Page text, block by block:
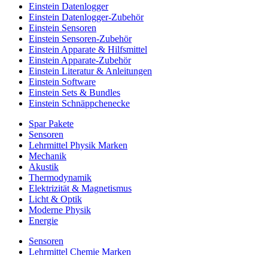
Einstein Datenlogger
Einstein Datenlogger-Zubehör
Einstein Sensoren
Einstein Sensoren-Zubehör
Einstein Apparate & Hilfsmittel
Einstein Apparate-Zubehör
Einstein Literatur & Anleitungen
Einstein Software
Einstein Sets & Bundles
Einstein Schnäppchenecke
Spar Pakete
Sensoren
Lehrmittel Physik Marken
Mechanik
Akustik
Thermodynamik
Elektrizität & Magnetismus
Licht & Optik
Moderne Physik
Energie
Sensoren
Lehrmittel Chemie Marken